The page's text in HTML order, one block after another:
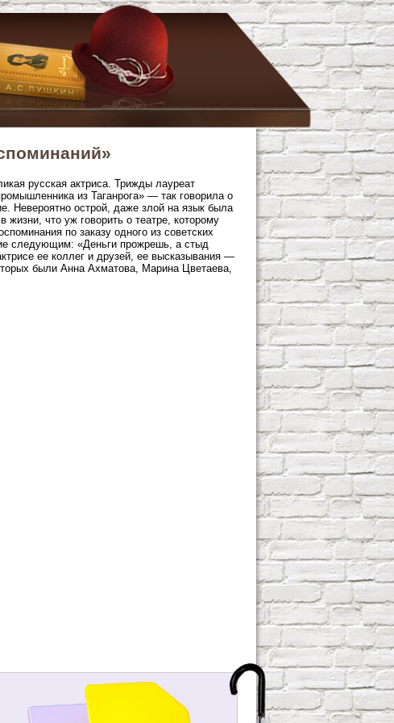
русская актриса. Трижды лауреат
из Таганрога» — так говорила о
Невероятно острой, даже злой на язык была
жизни, что уж говорить о театре, которому
по заказу одного из советских
следующим: «Деньги прожрешь, а стыд
ее коллег и друзей, ее высказывания —
были Анна Ахматова, Марина Цветаева,